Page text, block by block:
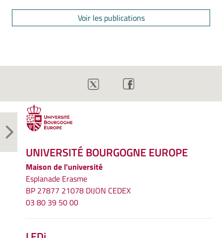
Voir les publications
UNIVERSITÉ BOURGOGNE EUROPE
Maison de l'université
Esplanade Erasme
BP 27877 21078 DIJON CEDEX
03 80 39 50 00